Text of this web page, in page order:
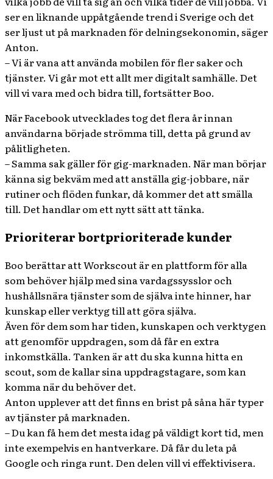
ser en liknande uppåtgående trend i Sverige och det
ser ljust ut på marknaden för delningsekonomin, säger
Anton.
– Vi är vana att använda mobilen för fler saker och
tjänster. Vi går mot ett allt mer digitalt samhälle. Det
vill vi vara med och bidra till, fortsätter Boo.
När Facebook utvecklades tog det flera år innan
användarna började strömma till, detta på grund av
pålitligheten.
– Samma sak gäller för gig-marknaden. När man börjar
känna sig bekväm med att anställa gig-jobbare, när
rutiner och flöden funkar, då kommer det att smälla
till. Det handlar om ett nytt sätt att tänka.
Prioriterar bortprioriterade kunder
Boo berättar att Workscout är en plattform för alla
som behöver hjälp med sina vardagssysslor och
hushållsnära tjänster som de själva inte hinner, har
kunskap eller verktyg till att göra själva.
Även för dem som har tiden, kunskapen och verktygen
att genomför uppdragen, som då får en extra
inkomstkälla. Tanken är att du ska kunna hitta en
scout, som de kallar sina uppdragstagare, som kan
komma när du behöver det.
Anton upplever att det finns en brist på såna här typer
av tjänster på marknaden.
– Du kan få hem det mesta idag på väldigt kort tid, men
inte exempelvis en hantverkare. Då får du leta på
Google och ringa runt. Den delen vill vi effektivisera.